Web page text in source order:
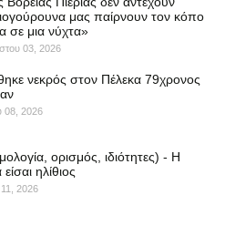
μας παίρνουν τον κόπο
σε μια νύχτα»
03, 2026
νεκρός στον Πέλεκα 79χρονος
08, 2026
ορισμός, ιδιότητες) - Η
ηλίθιος
2026